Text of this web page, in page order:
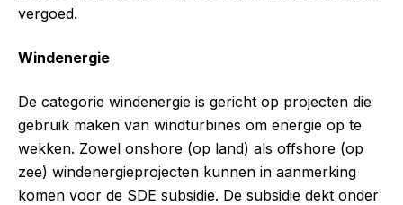
vergoed.
Windenergie
De categorie windenergie is gericht op projecten die
gebruik maken van windturbines om energie op te
wekken. Zowel onshore (op land) als offshore (op
zee) windenergieprojecten kunnen in aanmerking
komen voor de SDE subsidie. De subsidie dekt onder